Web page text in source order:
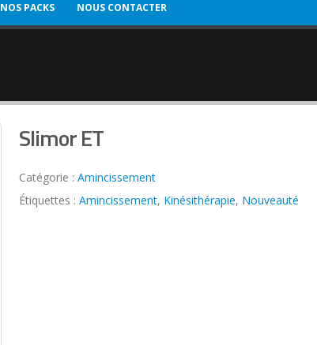
NOS PACKS NOUS CONTACTER
Slimor ET
Catégorie : Amincissement
Étiquettes : Amincissement, Kinésithérapie, Nouveauté